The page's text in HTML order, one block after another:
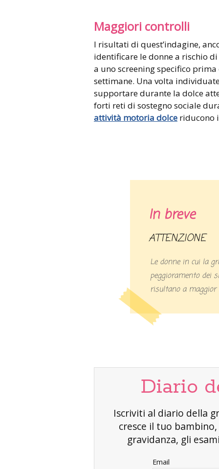
Maggiori controlli
I risultati di quest’indagine,
identificare le donne a rischio
a uno screening specifico
settimane. Una volta
supportare durante la dolce
forti reti di sostegno sociale
attività motoria dolce riducono
In breve
ATTENZIONE
Le donne in cui la
peggioramento dei
risultano a
Diario
Iscriviti al diario della
cresce il tuo
gravidanza, gli
Email